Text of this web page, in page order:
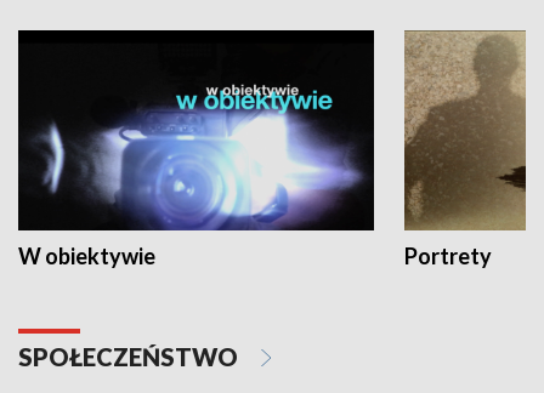
W obiektywie Portrety
SPOŁECZEŃSTWO